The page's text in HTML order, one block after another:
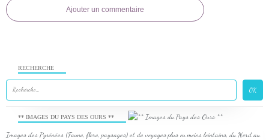
Ajouter un commentaire
RECHERCHE
** IMAGES DU PAYS DES OURS **
Images des Pyrénées (Faune, flore, paysages) et de voyages plus ou moins lointains, du Nord au